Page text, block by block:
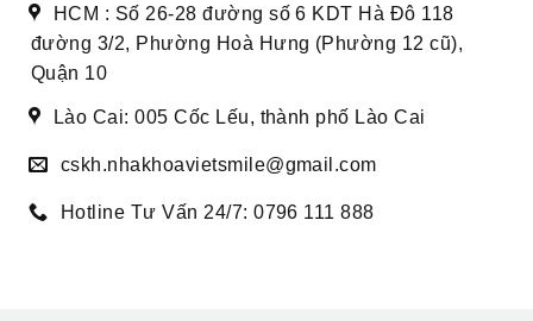
HCM : Số 26-28 đường số 6 KDT Hà Đô 118
đường 3/2, Phường Hoà Hưng (Phường 12 cũ),
Quận 10
Lào Cai: 005 Cốc Lếu, thành phố Lào Cai
cskh.nhakhoavietsmile@gmail.com
Hotline Tư Vấn 24/7: 0796 111 888